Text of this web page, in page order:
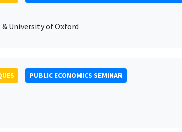
University of Oxford
PUBLIC ECONOMICS SEMINAR